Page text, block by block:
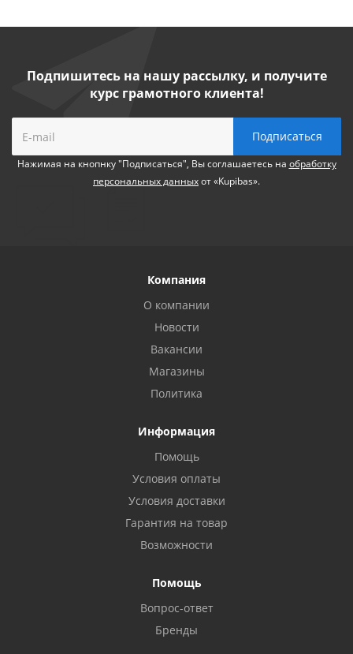
Подпишитесь на нашу рассылку, и получите
курс грамотного клиента!
Нажимая на кнопнку "Подписаться", Вы соглашаетесь на обработку
персональных данныхот «Kupibas».
Компания
О компании
Новости
Вакансии
Магазины
Политика
Информация
Помощь
Условия оплаты
Условия доставки
Гарантия на товар
Возможности
Помощь
Вопрос-ответ
Бренды